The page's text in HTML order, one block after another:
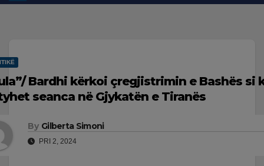
Bardhi kërkoi çregjistrimin e Bashës si
seanca në Gjykatën e Tiranës
By Gilberta Simoni
PRI 2, 2024